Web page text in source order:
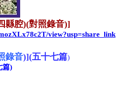
縣腔)(對照錄音)]
view?usp=share_link
錄音)](五十七篇)
篇)